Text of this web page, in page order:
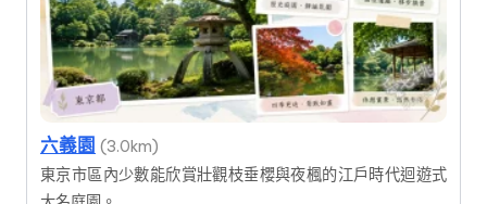
六義園 (3.0km)
東京市區內少數能欣賞壯觀枝垂櫻與夜楓的江戶時代迴遊式